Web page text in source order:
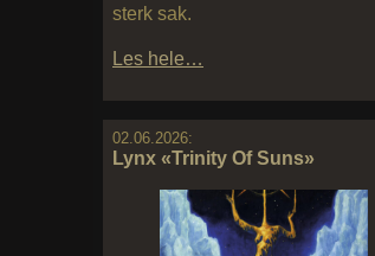
sterk sak.
Les hele…
02.06.2026:
Lynx «Trinity Of Suns»